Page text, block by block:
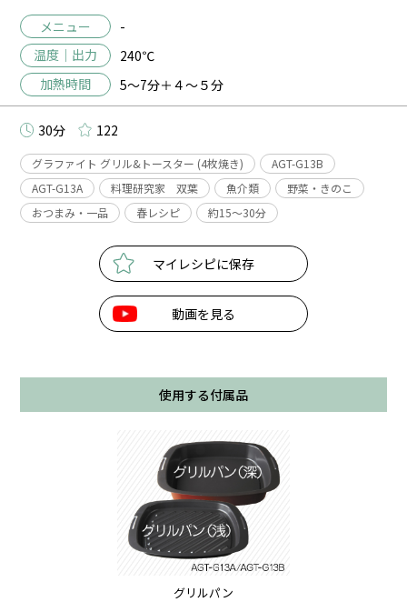
メニュー
-
温度｜出力
240℃
加熱時間
5～7分＋４～５分
30分 122
グラファイト グリル&トースター (4枚焼き)
AGT-G13B
AGT-G13A
料理研究家 双葉 魚介類
野菜・きのこ
おつまみ・一品
春レシピ 約15〜30分
マイレシピに保存
動画を見る
使用する付属品
グリルパン